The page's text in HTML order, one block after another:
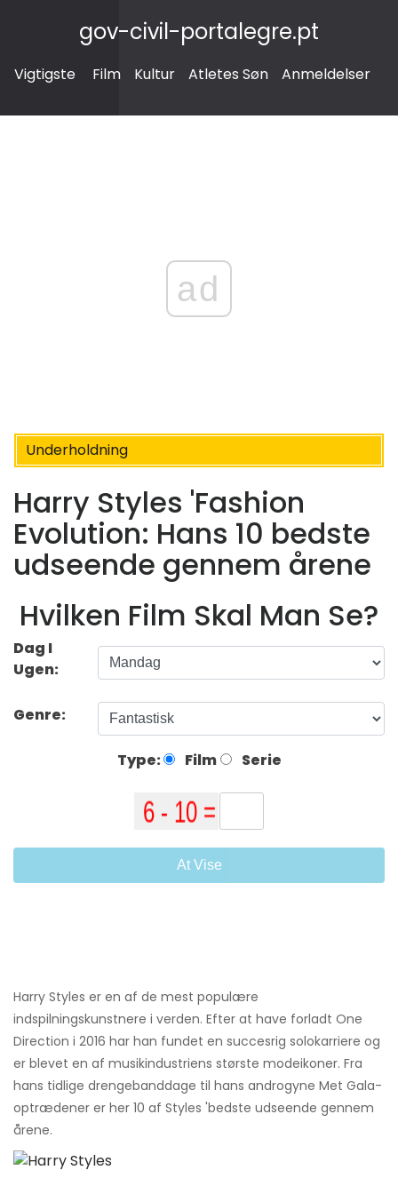
gov-civil-portalegre.pt
Vigtigste Film Kultur Atletes Søn Anmeldelser
ad
Underholdning
Harry Styles 'Fashion
Evolution: Hans 10 bedste
udseende gennem årene
Hvilken Film Skal Man Se?
Dag I
Ugen:
Genre:
Type: Film Serie
At Vise
Harry Styles er en af ​​de mest populære
indspilningskunstnere i verden. Efter at have forladt One
Direction i 2016 har han fundet en succesrig solokarriere og
er blevet en af ​​musikindustriens største modeikoner. Fra
hans tidlige drengebanddage til hans androgyne Met Gala-
optrædener er her 10 af Styles 'bedste udseende gennem
årene.